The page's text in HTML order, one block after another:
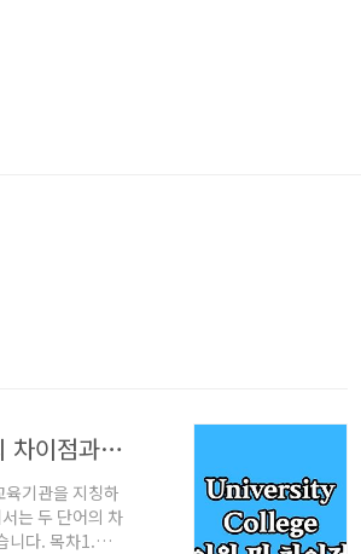
University vs College: '대학'을 의미하는 영어 단어의 차이점과 어원
기관을 지칭하
는 두 단어의 차
니다. 목차1.